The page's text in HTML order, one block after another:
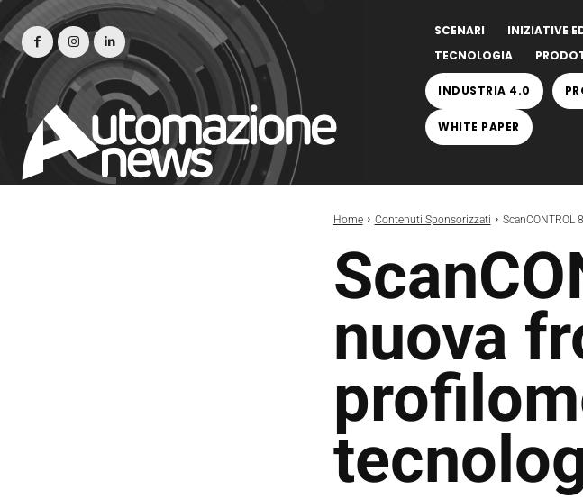
SCENARI INIZIATIVE
TECNOLOGIA
INDUSTRIA 4.0
WHITE PAPER
Home Contenuti Sponsorizzati ScanCONTROL
nuova